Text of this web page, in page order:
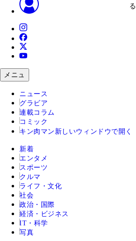
る
メニュ
ニュース
グラビア
連載コラム
コミック
キン肉マン 新しいウィンドウで開く
新着
エンタメ
スポーツ
クルマ
ライフ・文化
社会
政治・国際
経済・ビジネス
IT・科学
写真